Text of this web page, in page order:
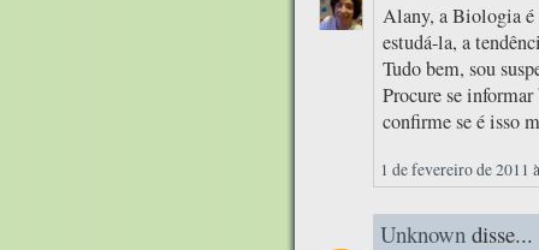
Alany, a Biologia é
estudá-la, a
Tudo bem, sou
Procure se informar
confirme se é isso
1 de fevereiro de 2011
Unknown disse...